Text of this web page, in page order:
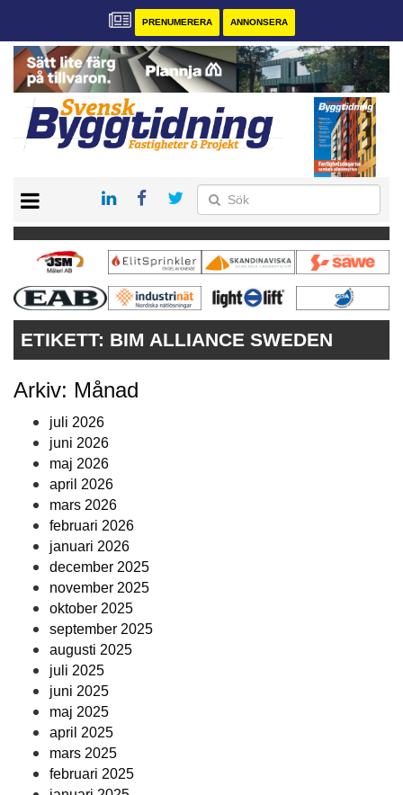
PRENUMERERA ANNONSERA
PRENUMERERA
VÅRA ANDRA MAGASIN
ANNONSERA
KONTAKT
ETIKETT: BIM ALLIANCE SWEDEN
Arkiv: Månad
juli 2026
juni 2026
maj 2026
april 2026
mars 2026
februari 2026
januari 2026
december 2025
november 2025
oktober 2025
september 2025
augusti 2025
juli 2025
juni 2025
maj 2025
april 2025
mars 2025
februari 2025